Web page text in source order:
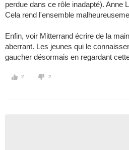
perdue dans ce rôle inadapté). Anne
Cela rend l'ensemble
Enfin, voir Mitterrand écrire de la
aberrant. Les jeunes qui le
gaucher désormais en regardant
2 2